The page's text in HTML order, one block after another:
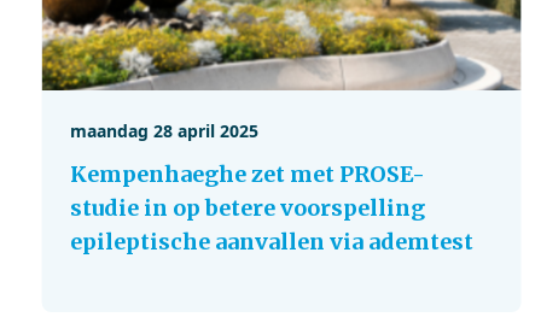
maandag 28 april 2025
Kempenhaeghe zet met PROSE-
studie in op betere voorspelling
epileptische aanvallen via ademtest